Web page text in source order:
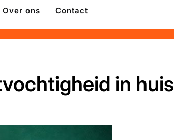
Over ons Contact
in huis